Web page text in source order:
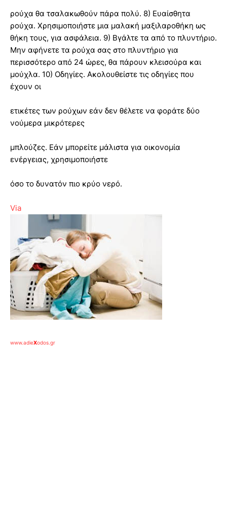
ρούχα θα τσαλακωθούν πάρα πολύ. 8) Ευαίσθητα
ρούχα. Χρησιμοποιήστε μια μαλακή μαξιλαροθήκη ως
θήκη τους, για ασφάλεια. 9) Βγάλτε τα από το πλυντήριο.
Μην αφήνετε τα ρούχα σας στο πλυντήριο για
περισσότερο από 24 ώρες, θα πάρουν κλεισούρα και
μούχλα. 10) Οδηγίες. Ακολουθείστε τις οδηγίες που
έχουν οι
ετικέτες των ρούχων εάν δεν θέλετε να φοράτε δύο
νούμερα μικρότερες
μπλούζες. Εάν μπορείτε μάλιστα για οικονομία
ενέργειας, χρησιμοποιήστε
όσο το δυνατόν πιο κρύο νερό.
Via
www.adieXodos.gr